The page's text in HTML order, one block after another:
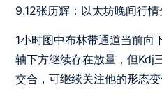
9.12张历辉：以太坊晚间行情
1小时图中布林带通道当前向
轴下方继续存在放量，但Kdj
交合，可继续关注他的形态变